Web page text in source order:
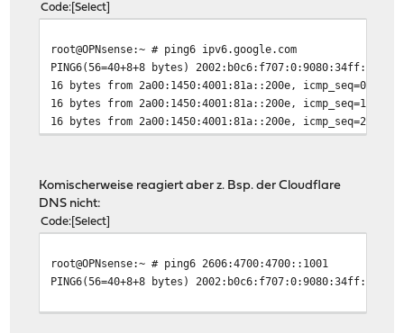
Code Select
root@OPNsense:~ # ping6 ipv6.google.com
PING6(56=40+8+8 bytes)
16 bytes from 2a00:1450:4001:81a::200e, icmp_seq=0
16 bytes from 2a00:1450:4001:81a::200e, icmp_seq=1
16 bytes from 2a00:1450:4001:81a::200e, icmp_seq=2
Komischerweise reagiert aber z. Bsp. der Cloudflare
DNS nicht:
Code Select
root@OPNsense:~ # ping6 2606:4700:4700::1001
PING6(56=40+8+8 bytes)